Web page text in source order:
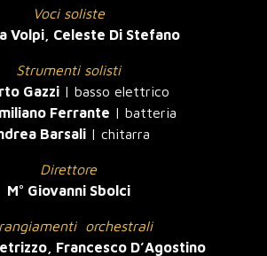
Voci soliste
Volpi, Celeste Di Stefano
Strumenti solisti
Gazzi | basso elettrico
Ferrante | batteria
Barsali | chitarra
Direttore
M° Giovanni Sbolci
orchestrali
Francesco D’Agostino